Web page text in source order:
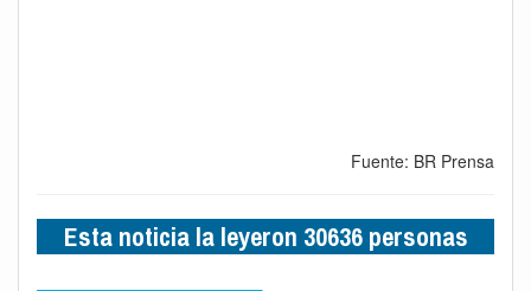
Fuente: BR Prensa
Esta noticia la leyeron 30636 personas